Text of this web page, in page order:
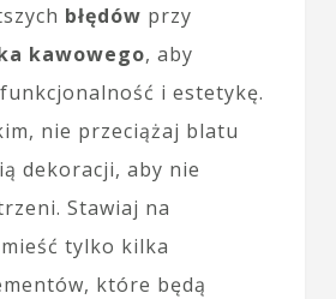
błędów przy
kawowego, aby
i estetykę.
nie przeciążaj blatu
dekoracji, aby nie
Stawiaj na
tylko kilka
które będą